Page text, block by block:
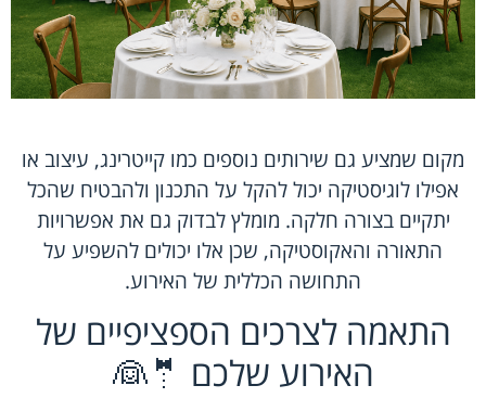
מקום שמציע גם שירותים נוספים כמו קייטרינג, עיצוב או
אפילו לוגיסטיקה יכול להקל על התכנון ולהבטיח שהכל
יתקיים בצורה חלקה. מומלץ לבדוק גם את אפשרויות
התאורה והאקוסטיקה, שכן אלו יכולים להשפיע על
התחושה הכללית של האירוע.
התאמה לצרכים הספציפיים של
האירוע שלכם 🤵👰